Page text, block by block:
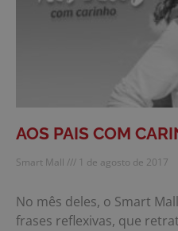
AOS PAIS COM
Smart Mall 1 de agosto de 2017
No mês deles, o Smart
frases reflexivas, que